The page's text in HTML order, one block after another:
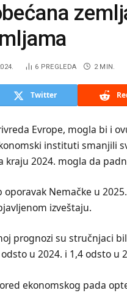
6 PREGLEDA 2 MIN.
Twitter
Evrope, mogla bi i
instituti smanjili
2024. mogla da
oporavak Nemačke u
izveštaju.
prognozi su stručnjaci
u 2024. i 1,4 odsto u
ekonomskog pada